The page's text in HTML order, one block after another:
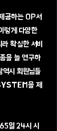
공하는 OP서
렇게 다양한
확실한 서비
을 늘 연구하
시 회원님들
을 제
일 24시 시